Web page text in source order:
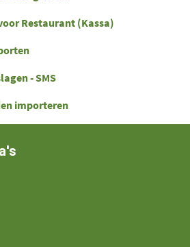
Restaurant (Kassa)
- SMS
importeren